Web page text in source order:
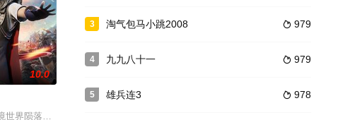
觉醒悟道种，在东唐桂州遭遇烈阳宗和龙凤宫两大强
集法宝、护正道！秦凤鸣凭借极高的天赋和不懈的坚守，只身闯荡荆棘密布的修仙界
10.0
世界陨落到了苍蓝世界，这里百州千国林立，豪强争霸，叶辰在这个苍蓝世界呆了数百
3  979
淘气包马小跳2008
4  979
九九八十一
5  978
雄兵连3